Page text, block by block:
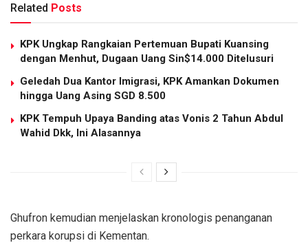
Related Posts
KPK Ungkap Rangkaian Pertemuan Bupati Kuansing
dengan Menhut, Dugaan Uang Sin$14.000 Ditelusuri
Geledah Dua Kantor Imigrasi, KPK Amankan Dokumen
hingga Uang Asing SGD 8.500
KPK Tempuh Upaya Banding atas Vonis 2 Tahun Abdul
Wahid Dkk, Ini Alasannya
Ghufron kemudian menjelaskan kronologis penanganan
perkara korupsi di Kementan.